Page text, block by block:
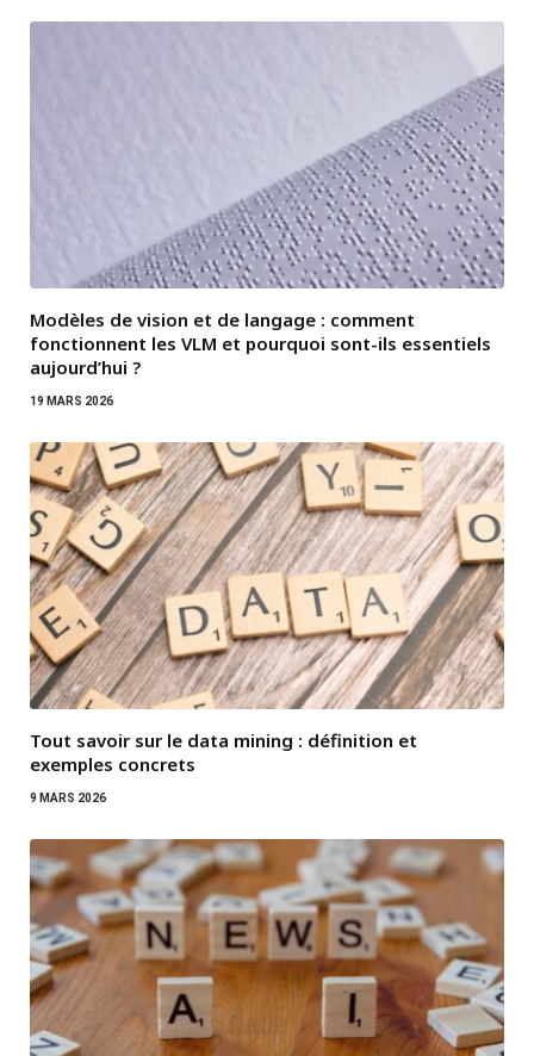
Modèles de vision et de langage : comment
fonctionnent les VLM et pourquoi sont-ils essentiels
aujourd’hui ?
19 MARS 2026
Tout savoir sur le data mining : définition et
exemples concrets
9 MARS 2026